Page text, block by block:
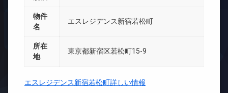
物件
名
エスレジデンス新宿若松町
所在
地
東京都新宿区若松町15-9
エスレジデンス新宿若松町詳しい情報